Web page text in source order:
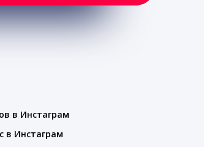
в Инстаграм
в Инстаграм